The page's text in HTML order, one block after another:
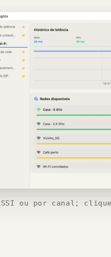
ou por canal;